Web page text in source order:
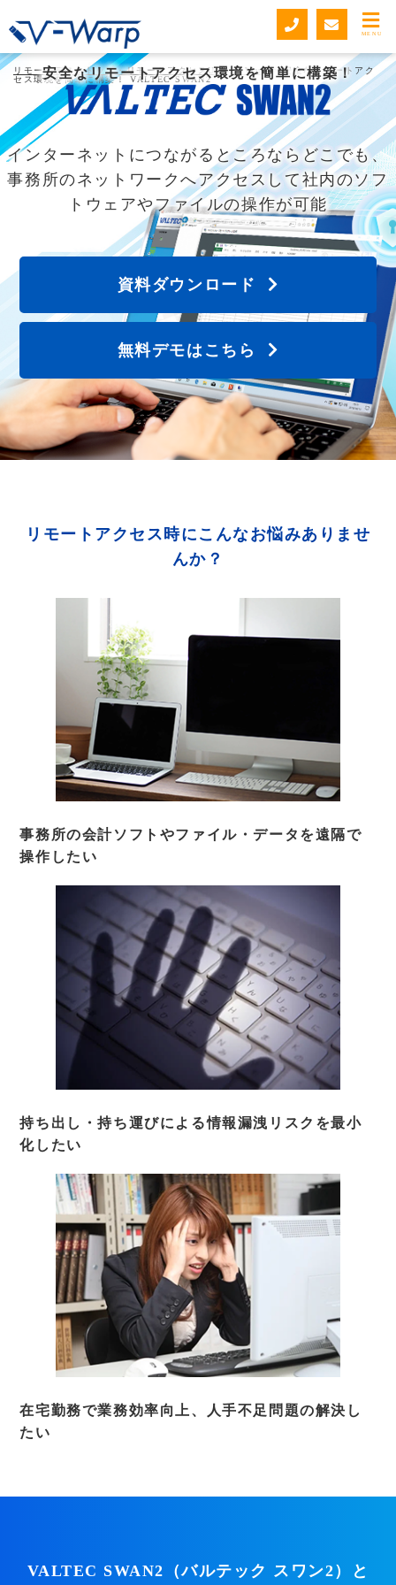
MENU
リモートデスクトップ・リモートアクセスUSB V-Warp>安全なリモートアク
セス環境を簡単に構築！ VALTEC SWAN2
安全なリモートアクセス環境を簡単に構築！
インターネットにつながるところならどこでも、
事務所のネットワークへアクセスして社内のソフ
トウェアやファイルの操作が可能
資料ダウンロード
無料デモはこちら
リモートアクセス時にこんなお悩みありませ
んか？
事務所の会計ソフトやファイル・データを遠隔で
操作したい
持ち出し・持ち運びによる情報漏洩リスクを最小
化したい
在宅勤務で業務効率向上、人手不足問題の解決し
たい
VALTEC SWAN2（バルテック スワン2）と